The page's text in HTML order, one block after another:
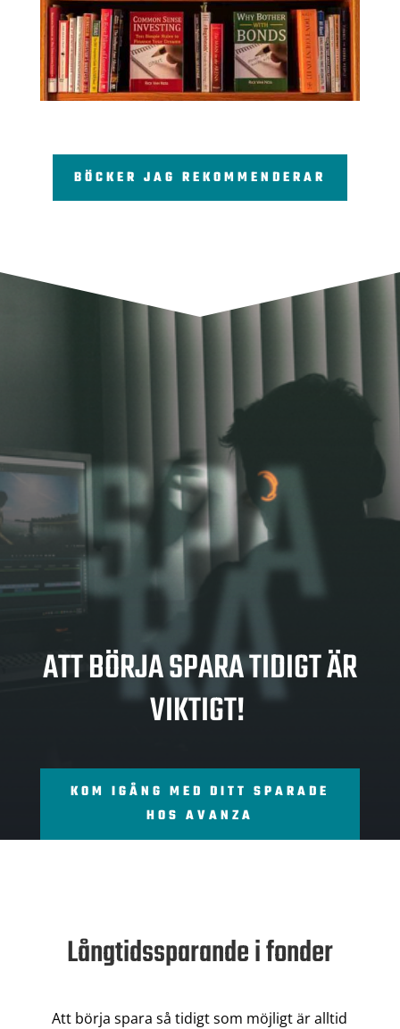
BÖCKER JAG REKOMMENDERAR
SPA
RA
ATT BÖRJA SPARA TIDIGT ÄR
VIKTIGT!
KOM IGÅNG MED DITT SPARADE
HOS AVANZA
Långtidssparande i fonder
Att börja spara så tidigt som möjligt är alltid